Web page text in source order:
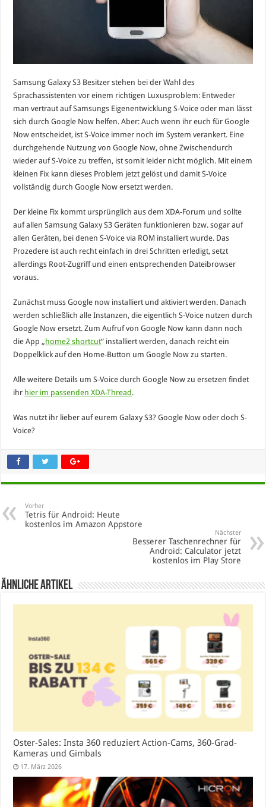
Samsung Galaxy S3 Besitzer stehen bei der Wahl des
Sprachassistenten vor einem richtigen Luxusproblem: Entweder
man vertraut auf Samsungs Eigenentwicklung S-Voice oder man lässt
sich durch Google Now helfen. Aber: Auch wenn ihr euch für Google
Now entscheidet, ist S-Voice immer noch im System verankert. Eine
durchgehende Nutzung von Google Now, ohne Zwischendurch
wieder auf S-Voice zu treffen, ist somit leider nicht möglich. Mit einem
kleinen Fix kann dieses Problem jetzt gelöst und damit S-Voice
vollständig durch Google Now ersetzt werden.
Der kleine Fix kommt ursprünglich aus dem XDA-Forum und sollte
auf allen Samsung Galaxy S3 Geräten funktionieren bzw. sogar auf
allen Geräten, bei denen S-Voice via ROM installiert wurde. Das
Prozedere ist auch recht einfach in drei Schritten erledigt, setzt
allerdings Root-Zugriff und einen entsprechenden Dateibrowser
voraus.
Zunächst muss Google now installiert und aktiviert werden. Danach
werden schließlich alle Instanzen, die eigentlich S-Voice nutzen durch
Google Now ersetzt. Zum Aufruf von Google Now kann dann noch
die App „home2 shortcut“ installiert werden, danach reicht ein
Doppelklick auf den Home-Button um Google Now zu starten.
Alle weitere Details um S-Voice durch Google Now zu ersetzen findet
ihr hier im passenden XDA-Thread.
Was nutzt ihr lieber auf eurem Galaxy S3? Google Now oder doch S-
Voice?
Vorher
Tetris für Android: Heute
kostenlos im Amazon Appstore
Nächster
Besserer Taschenrechner für
Android: Calculator jetzt
kostenlos im Play Store
Ähnliche Artikel
Oster-Sales: Insta 360 reduziert Action-Cams, 360-Grad-
Kameras und Gimbals
17. März 2026